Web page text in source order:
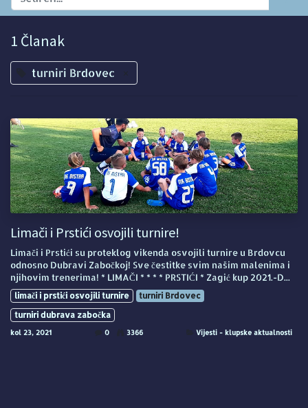
1 Članak
turniri Brdovec ×
Limači i Prstići osvojili turnire!
Limači i Prstići su proteklog vikenda osvojili turnire u Brdovcu
odnosno Dubravi Zabočkoj! Sve čestitke svim našim malenima i
njihovim trenerima! * LIMAČI * * * * PRSTIĆI * Zagić kup 2021.-D...
limači i prstići osvojili turnire
turniri Brdovec
turniri dubrava zabočka
kol 23, 2021 0 3366 Vijesti - klupske aktualnosti